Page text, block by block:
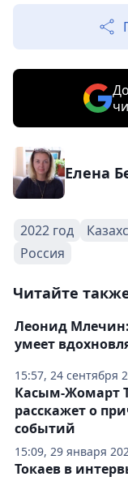
Елена
2022 год
Россия
Читайте
15:57, 24 сентября
Леонид
умеет
15:09, 29 января
Касым-Жомарт
расскажет о
событий
Токаев в